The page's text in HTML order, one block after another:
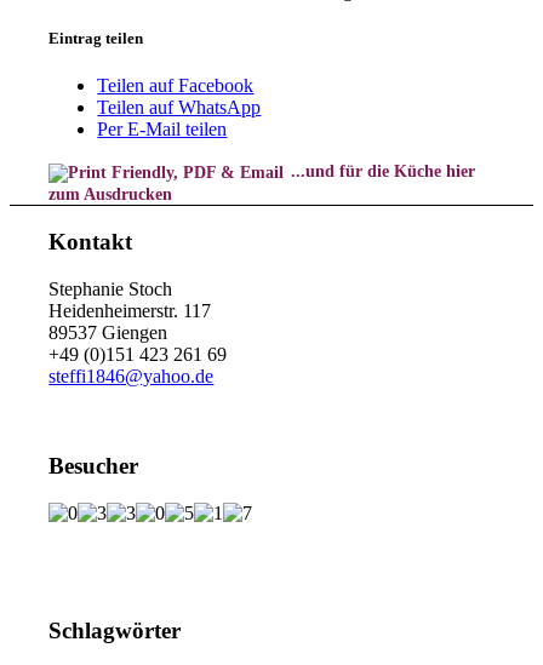
Eintrag teilen
Teilen auf Facebook
Teilen auf WhatsApp
Per E-Mail teilen
...und für die Küche hier
zum Ausdrucken
Kontakt
Stephanie Stoch
Heidenheimerstr. 117
89537 Giengen
+49 (0)151 423 261 69
steffi1846@yahoo.de
Besucher
Schlagwörter